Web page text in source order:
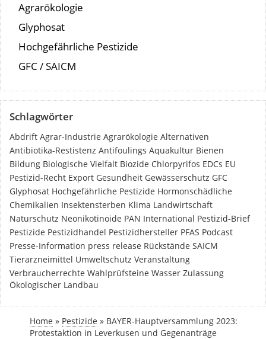
Agrarökologie
Glyphosat
Hochgefährliche Pestizide
GFC / SAICM
Schlagwörter
Abdrift Agrar-Industrie Agrarökologie Alternativen
Antibiotika-Restistenz Antifoulings Aquakultur Bienen
Bildung Biologische Vielfalt Biozide Chlorpyrifos EDCs EU
Pestizid-Recht Export Gesundheit Gewässerschutz GFC
Glyphosat Hochgefährliche Pestizide Hormonschädliche
Chemikalien Insektensterben Klima Landwirtschaft
Naturschutz Neonikotinoide PAN International Pestizid-Brief
Pestizide Pestizidhandel Pestizidhersteller PFAS Podcast
Presse-Information press release Rückstände SAICM
Tierarzneimittel Umweltschutz Veranstaltung
Verbraucherrechte Wahlprüfsteine Wasser Zulassung
Ökologischer Landbau
Home » Pestizide » BAYER-Hauptversammlung 2023:
Protestaktion in Leverkusen und Gegenanträge